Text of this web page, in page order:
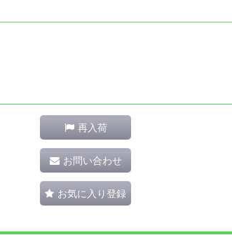
再入荷
お問い合わせ
お気に入り登録